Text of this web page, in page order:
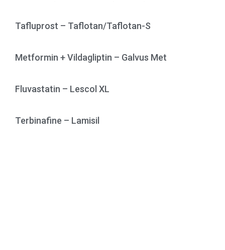
Tafluprost – Taflotan/Taflotan-S
Metformin + Vildagliptin – Galvus Met
Fluvastatin – Lescol XL
Terbinafine – Lamisil